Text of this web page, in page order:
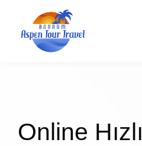
Online Hızlı